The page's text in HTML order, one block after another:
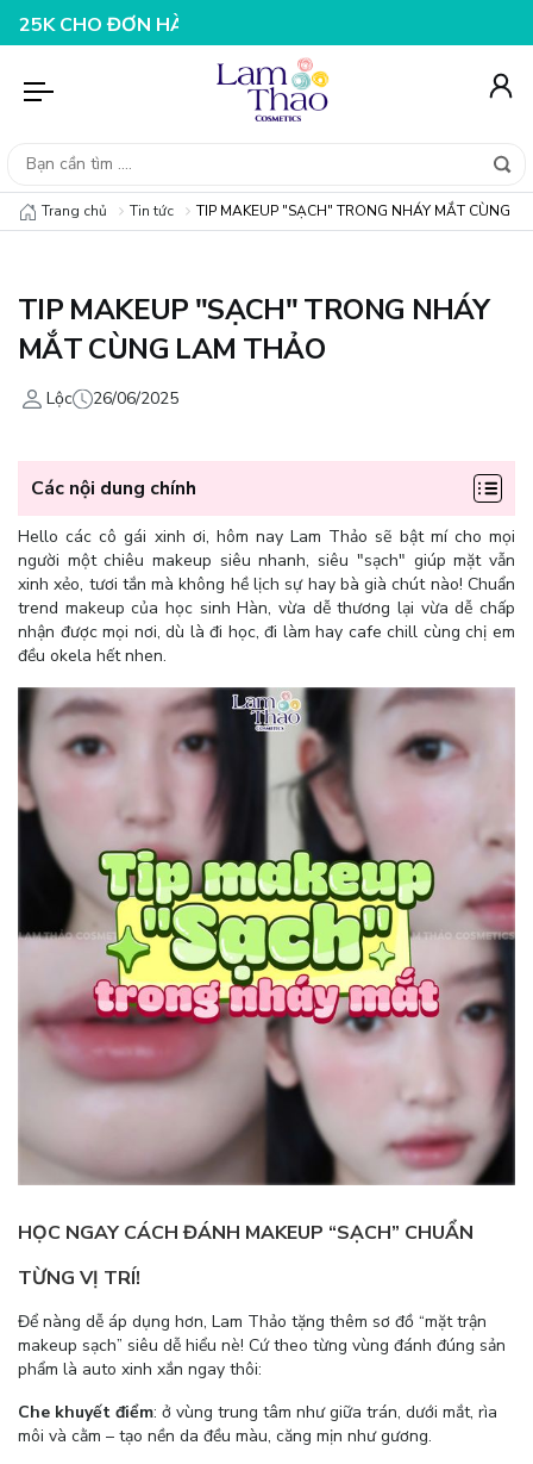
199KNHẬP MÃ T08FS25K - GIẢM NGAY 25K CHO
Trang chủ Tin tức TIP MAKEUP "SẠCH" TRONG NHÁY MẮT CÙNG
TIP MAKEUP "SẠCH" TRONG NHÁY
MẮT CÙNG LAM THẢO
Lộc 26/06/2025
Các nội dung chính
Hello các cô gái xinh ơi, hôm nay Lam Thảo sẽ bật mí cho mọi
người một chiêu makeup siêu nhanh, siêu "sạch" giúp mặt vẫn
xinh xẻo, tươi tắn mà không hề lịch sự hay bà già chút nào! Chuẩn
trend makeup của học sinh Hàn, vừa dễ thương lại vừa dễ chấp
nhận được mọi nơi, dù là đi học, đi làm hay cafe chill cùng chị em
đều okela hết nhen.
HỌC NGAY CÁCH ĐÁNH MAKEUP “SẠCH” CHUẨN
TỪNG VỊ TRÍ!
Để nàng dễ áp dụng hơn, Lam Thảo tặng thêm sơ đồ “mặt trận
makeup sạch” siêu dễ hiểu nè! Cứ theo từng vùng đánh đúng sản
phẩm là auto xinh xắn ngay thôi:
Che khuyết điểm: ở vùng trung tâm như giữa trán, dưới mắt, rìa
môi và cằm – tạo nền da đều màu, căng mịn như gương.